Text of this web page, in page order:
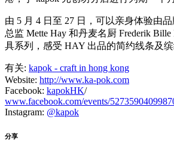
由 5 月 4 日至 27 日，可以亲身体验由
总监 Mette Hay 和丹麦名厨 Frederik
具系列，感受 HAY 出品的简约线条及缤
有关: kapok - craft in hong kong
Website: http://www.ka-pok.com
Facebook: kapokHK/
www.facebook.com/events/
Instagram: @kapok
分享